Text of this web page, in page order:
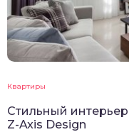
Квартиры
Стильный
Z-Axis Design